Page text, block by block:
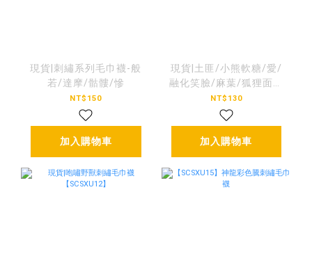
現貨|刺繡系列毛巾襪-般
若/達摩/骷髏/慘
NT$150
加入購物車
現貨|土匪/小熊軟糖/愛/
融化笑臉/麻葉/狐狸面具
刺繡系列襪
NT$130
加入購物車